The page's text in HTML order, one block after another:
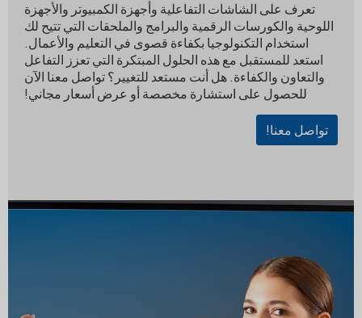
تعرف على الشاشات التفاعلية وأجهزة الكمبيوتر والأجهزة
اللوحية والكورسات الرقمية والبرامج والملحقات التي تتيح لك
استخدام التكنولوجيا بكفاءة قصوى في التعليم والأعمال.
استعد للمستقبل مع هذه الحلول المبتكرة التي تعزز التفاعل
والتعاون والكفاءة. هل أنت مستعد للتغيير؟ تواصل معنا الآن
للحصول على استشارة مخصصة أو عرض أسعار مجاني!
تواصل معنا!